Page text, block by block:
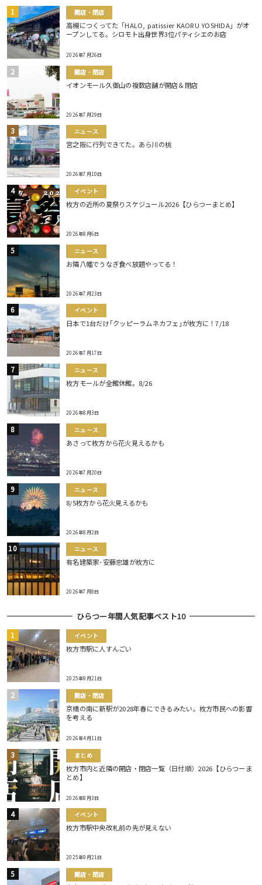
開店・閉店
高槻につくってた「HALO, patissier KAORU YOSHIDA」がオ
ープンしてる。シロモト出身世界3位パティシエのお店
2026年7月26日
開店・閉店
イオンモール久御山の複数店舗が開店＆閉店
2026年7月29日
ニュース
宮之阪に行列できてた。あら川の桃
2026年7月10日
イベント
枚方の近所の夏祭りスケジュール2026【ひらつーまとめ】
2026年8月6日
ニュース
お隣八幡でうなぎ食べ放題やってる！
2026年7月23日
イベント
日本で1台だけ｢クッピーラムネカフェ｣が枚方に！7/18
2026年7月17日
ニュース
枚方モールが全館休館。8/26
2026年8月3日
ニュース
あさって枚方から花火見えるかも
2026年7月20日
ニュース
8/5枚方から花火見えるかも
2026年8月2日
ニュース
有名建築家･安藤忠雄が枚方に
2026年7月8日
ひらつー年間人気記事ベスト10
イベント
枚方市駅に人すんごい
2025年9月21日
開店・閉店
京橋の南に新駅が2028年春にできるみたい。枚方市民への影響
を考える
2026年4月11日
まとめ
枚方市内と近隣の開店・閉店一覧（日付順）2026【ひらつーま
とめ】
2026年8月3日
イベント
枚方市駅中央改札前の先が見えない
2025年9月21日
開店・閉店